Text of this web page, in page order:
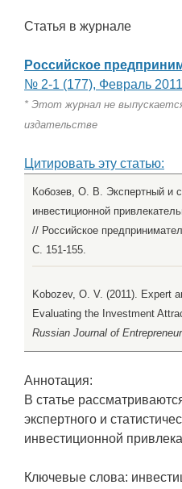
Статья в журнале
Российское
№ 2-1 (177), Февраль 2011
* Этот журнал не
издательстве
Цитировать эту статью:
Кобозев, О. В. Экспертный и
инвестиционной
// Российское
С. 151-155.
Kobozev, O. V. (2011). Expert
Evaluating the Investment
Russian Journal of
Аннотация:
В статье
экспертного и
инвестиционной
Ключевые слова: